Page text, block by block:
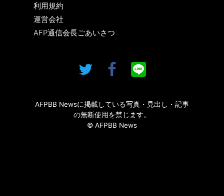
利用規約
運営会社
AFP通信会長ごあいさつ
AFPBB Newsに掲載している写真・見出し・記事
の無断使用を禁じます。
© AFPBB News